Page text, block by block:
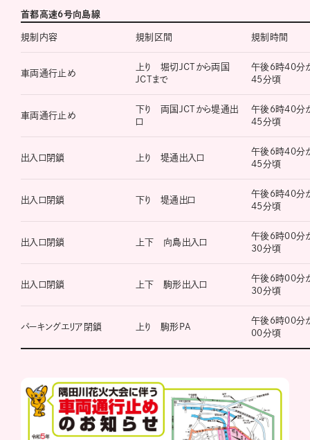
首都高速6号向島線
規制内容 規制区間 規制時間
車両通行止め
上り 堀切JCTから両国
JCTまで
午後6時40分
45分頃
車両通行止め
下り 両国JCTから堤通出
口
午後6時40分
45分頃
出入口閉鎖 上り 堤通出入口
午後6時40分
45分頃
出入口閉鎖 下り 堤通出口
午後6時40分
45分頃
出入口閉鎖 上下 向島出入口
午後6時00分
30分頃
出入口閉鎖 上下 駒形出入口
午後6時00分
30分頃
パーキングエリア閉鎖 上り 駒形PA
午後6時00分
00分頃